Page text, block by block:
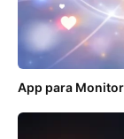
App para